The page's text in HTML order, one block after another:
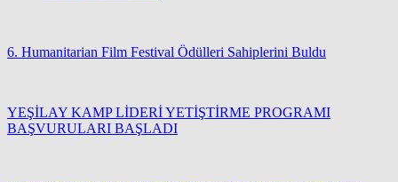
6. Humanitarian Film Festival Ödülleri Sahiplerini Buldu
YEŞİLAY KAMP LİDERİ YETİŞTİRME PROGRAMI
BAŞVURULARI BAŞLADI